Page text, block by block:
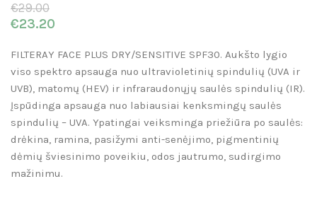
€29.00
€23.20
FILTERAY FACE PLUS DRY/SENSITIVE SPF30. Aukšto lygio
viso spektro apsauga nuo ultravioletinių spindulių (UVA ir
UVB), matomų (HEV) ir infraraudonųjų saulės spindulių (IR).
Įspūdinga apsauga nuo labiausiai kenksmingų saulės
spindulių – UVA. Ypatingai veiksminga priežiūra po saulės:
drėkina, ramina, pasižymi anti-senėjimo, pigmentinių
dėmių šviesinimo poveikiu, odos jautrumo, sudirgimo
mažinimu.